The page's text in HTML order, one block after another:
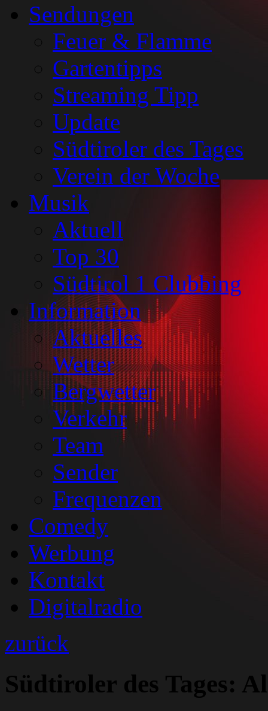
Sendungen
Feuer & Flamme
Gartentipps
Streaming Tipp
Update
Südtiroler des Tages
Verein der Woche
Musik
Aktuell
Top 30
Südtirol 1 Clubbing
Information
Aktuelles
Wetter
Bergwetter
Verkehr
Team
Sender
Frequenzen
Comedy
Werbung
Kontakt
Digitalradio
zurück
Südtiroler des Tages: